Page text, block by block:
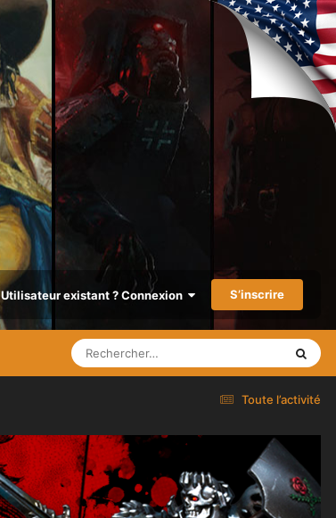
Utilisateur existant ? Connexion S’inscrire
Toute l’activité